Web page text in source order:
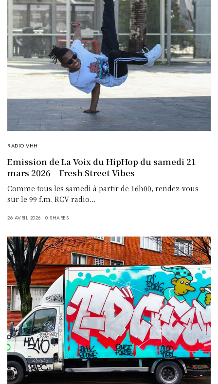
RADIO VHH
Emission de La Voix du HipHop du samedi 21
mars 2026 – Fresh Street Vibes
Comme tous les samedi à partir de 16h00, rendez-vous
sur le 99 f.m. RCV radio…
26 AVRIL 2026 0 SHARES